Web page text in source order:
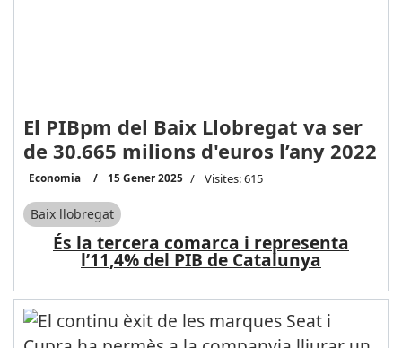
El PIBpm del Baix Llobregat va ser
de 30.665 milions d'euros l’any 2022
Economia 15 Gener 2025 Visites: 615
Baix llobregat
És la tercera comarca i representa
l’11,4% del PIB de Catalunya